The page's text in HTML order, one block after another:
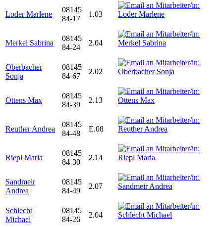
Loder Marlene
08145
84-17
1.03
Merkel Sabrina
08145
84-24
2.04
Oberbacher
Sonja
08145
84-67
2.02
Ottens Max
08145
84-39
2.13
Reuther Andrea
08145
84-48
E.08
Riepl Maria
08145
84-30
2.14
Sandmeir
Andrea
08145
84-49
2.07
Schlecht
Michael
08145
84-26
2.04